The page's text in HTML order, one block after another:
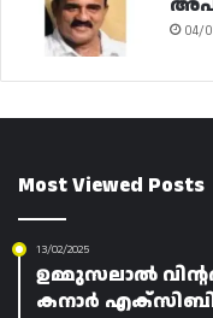
04/
Most Viewed Posts
13/02/2025
ഉമ്മുസലാൽ
കനാർ